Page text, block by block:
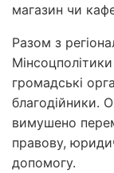
магазин чи
Разом з
громадські
благодійники.
вимушено
правову,
допомогу.